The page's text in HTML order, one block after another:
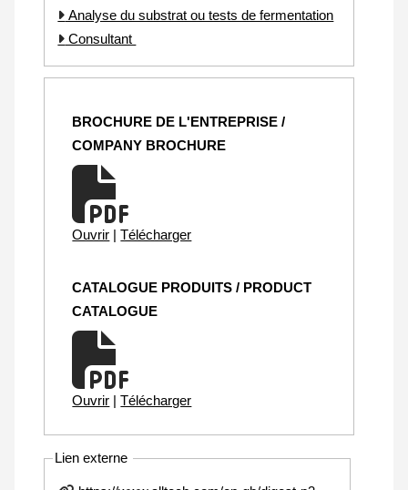
Analyse du substrat ou tests de fermentation
Consultant
BROCHURE DE L'ENTREPRISE /
COMPANY BROCHURE
Ouvrir | Télécharger
CATALOGUE PRODUITS / PRODUCT
CATALOGUE
Ouvrir | Télécharger
Lien externe